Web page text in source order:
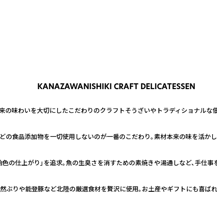
KANAZAWANISHIKI CRAFT DELICATESSEN
の味わいを大切にしたこだわりのクラフトそうざいやトラディショナルな
の食品添加物を一切使用しないのが一番のこだわり。素材本来の味を活か
の仕上がり」を追求。魚の生臭さを消すための素焼きや湯通しなど、手仕
ぶりや能登豚など北陸の厳選食材を贅沢に使用。お土産やギフトにも喜ば